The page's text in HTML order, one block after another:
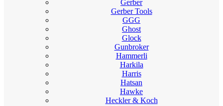
Gerber
Gerber Tools
GGG
Ghost
Glock
Gunbroker
Hammerli
Harkila
Harris
Hatsan
Hawke
Heckler & Koch